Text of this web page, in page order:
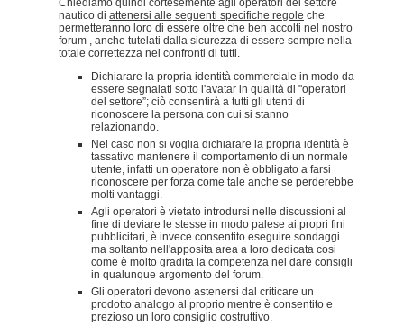
nautico di attenersi alle seguenti specifiche regole che
permetteranno loro di essere oltre che ben accolti nel nostro
forum , anche tutelati dalla sicurezza di essere sempre nella
totale correttezza nei confronti di tutti.
Dichiarare la propria identità commerciale in modo da
essere segnalati sotto l'avatar in qualità di "operatori
del settore”; ciò consentirà a tutti gli utenti di
riconoscere la persona con cui si stanno
relazionando.
Nel caso non si voglia dichiarare la propria identità è
tassativo mantenere il comportamento di un normale
utente, infatti un operatore non è obbligato a farsi
riconoscere per forza come tale anche se perderebbe
molti vantaggi.
Agli operatori è vietato introdursi nelle discussioni al
fine di deviare le stesse in modo palese ai propri fini
pubblicitari, è invece consentito eseguire sondaggi
ma soltanto nell'apposita area a loro dedicata cosi
come è molto gradita la competenza nel dare consigli
in qualunque argomento del forum.
Gli operatori devono astenersi dal criticare un
prodotto analogo al proprio mentre è consentito e
prezioso un loro consiglio costruttivo.